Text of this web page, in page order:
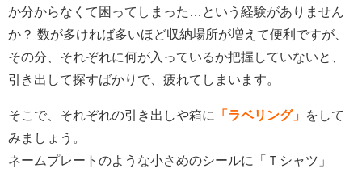
か分からなくて困ってしまった…という経験がありません
か？ 数が多ければ多いほど収納場所が増えて便利ですが、
その分、それぞれに何が入っているか把握していないと、
引き出して探すばかりで、疲れてしまいます。
そこで、それぞれの引き出しや箱に 「ラベリング」
をして
みましょう。
ネームプレートのような小さめのシールに「Ｔシャツ」